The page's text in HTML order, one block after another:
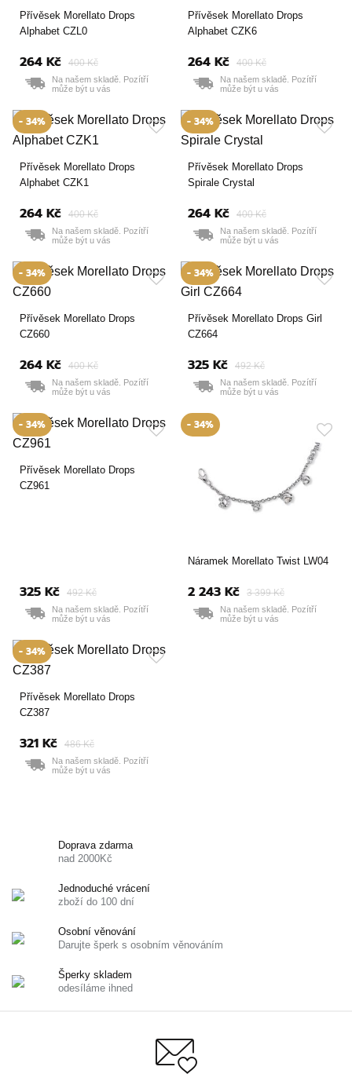
Přívěsek Morellato Drops
Alphabet CZL0
264 Kč 400 Kč
Na našem skladě. Pozítří
může být u vás
Přívěsek Morellato Drops
Alphabet CZK6
264 Kč 400 Kč
Na našem skladě. Pozítří
může být u vás
- 34%
Přívěsek Morellato Drops
Alphabet CZK1
264 Kč 400 Kč
Na našem skladě. Pozítří
může být u vás
- 34%
Přívěsek Morellato Drops
Spirale Crystal
264 Kč 400 Kč
Na našem skladě. Pozítří
může být u vás
- 34%
Přívěsek Morellato Drops
CZ660
264 Kč 400 Kč
Na našem skladě. Pozítří
může být u vás
- 34%
Přívěsek Morellato Drops Girl
CZ664
325 Kč 492 Kč
Na našem skladě. Pozítří
může být u vás
- 34%
Přívěsek Morellato Drops
CZ961
325 Kč 492 Kč
Na našem skladě. Pozítří
může být u vás
- 34%
Náramek Morellato Twist LW04
2 243 Kč 3 399 Kč
Na našem skladě. Pozítří
může být u vás
- 34%
Přívěsek Morellato Drops
CZ387
321 Kč 486 Kč
Na našem skladě. Pozítří
může být u vás
Doprava zdarma
nad 2000Kč
Jednoduché vrácení
zboží do 100 dní
Osobní věnování
Darujte šperk s osobním věnováním
Šperky skladem
odesíláme ihned